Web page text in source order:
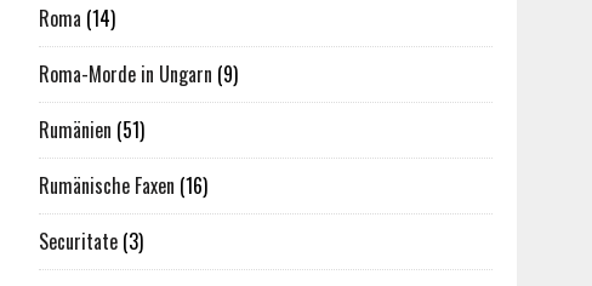
Roma (14)
Roma-Morde in Ungarn (9)
Rumänien (51)
Rumänische Faxen (16)
Securitate (3)